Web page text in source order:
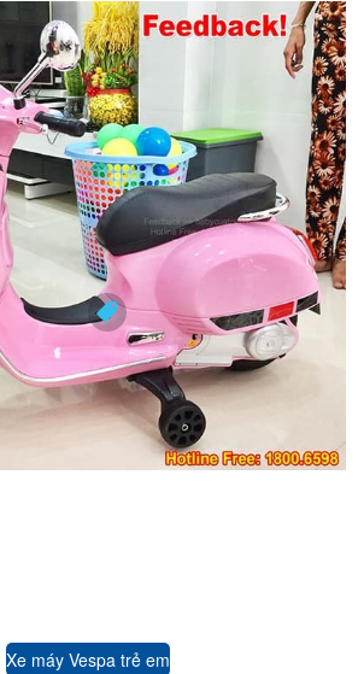
Xe máy Vespa trẻ em